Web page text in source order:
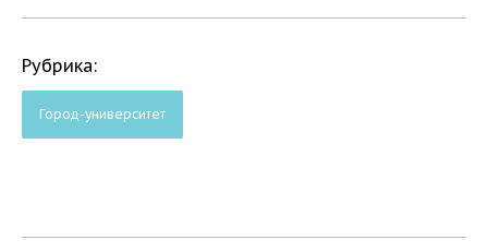
Рубрика:
Город-университет